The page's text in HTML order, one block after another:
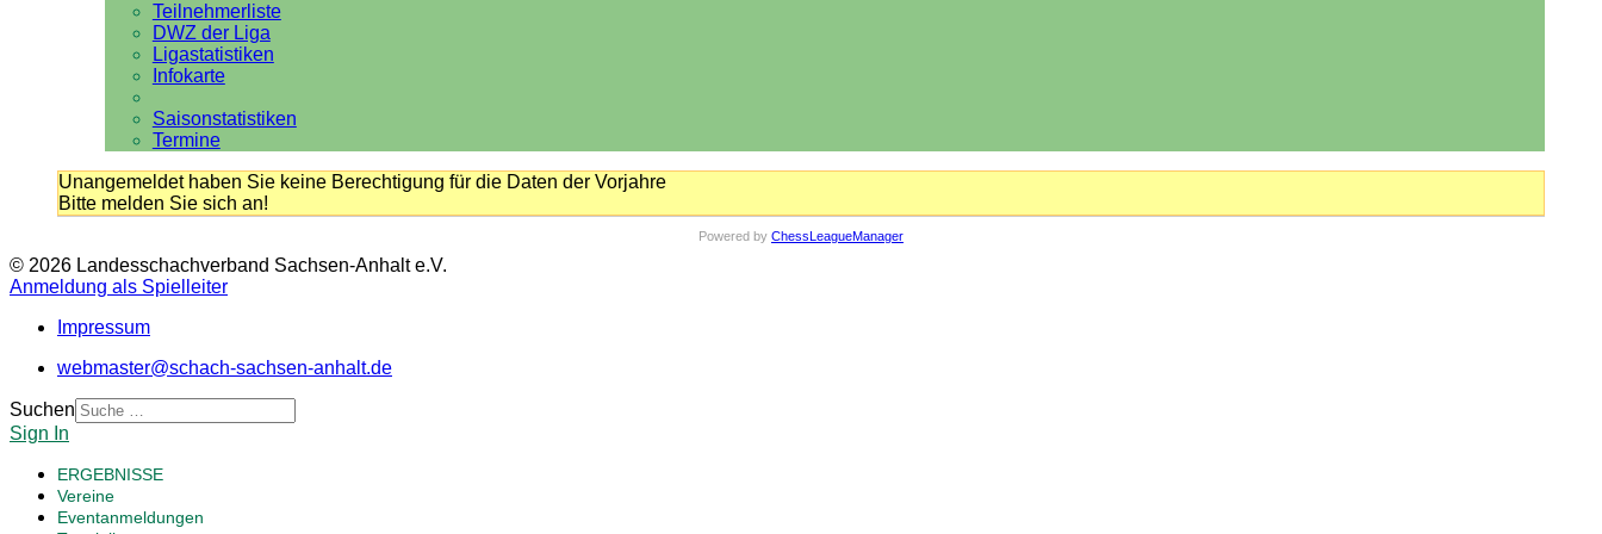
Teilnehmerliste
DWZ der Liga
Ligastatistiken
Infokarte
Saisonstatistiken
Termine
Unangemeldet haben Sie keine Berechtigung für die Daten der Vorjahre
Bitte melden Sie sich an!
Powered by ChessLeagueManager
© 2026 Landesschachverband Sachsen-Anhalt e.V.
Anmeldung als Spielleiter
Impressum
webmaster@schach-sachsen-anhalt.de
Suchen
Sign In
ERGEBNISSE
Vereine
Eventanmeldungen